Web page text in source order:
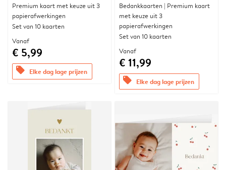
Premium kaart met keuze uit 3
papierafwerkingen
Set van 10 kaarten
Vanaf
€ 5,99
offers Elke dag lage prijzen
Bedankkaarten | Premium kaart
met keuze uit 3
papierafwerkingen
Set van 10 kaarten
Vanaf
€ 11,99
offers Elke dag lage prijzen